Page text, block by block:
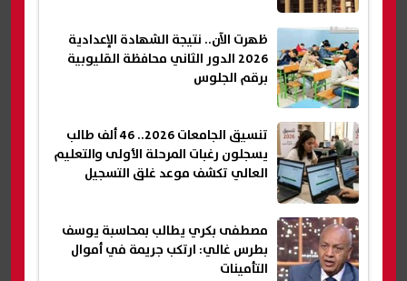
ظهرت الآن.. نتيجة الشهادة الإعدادية
2026 الدور الثاني محافظة القليوبية
برقم الجلوس
تنسيق الجامعات 2026.. 46 ألف طالب
يسجلون رغبات المرحلة الأولى والتعليم
العالي تكشف موعد غلق التسجيل
مصطفى بكري يطالب بمحاسبة يوسف
بطرس غالي: ارتكب جريمة في أموال
التأمينات